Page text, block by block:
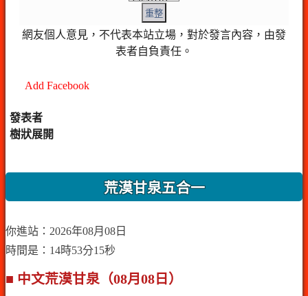
重整
網友個人意見，不代表本站立場，對於發言內容，由發
表者自負責任。
Add Facebook
發表者
樹狀展開
荒漠甘泉五合一
你進站：2026年08月08日
時間是：14時53分15秒
■ 中文荒漠甘泉（08月08日）